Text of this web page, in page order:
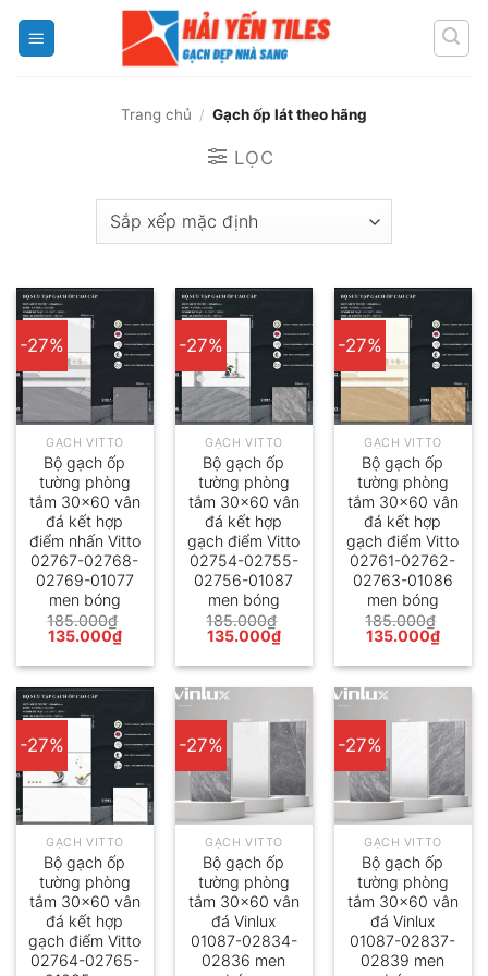
Trang chủ / Gạch ốp lát theo hãng
LỌC
-27%
GẠCH VITTO
Bộ gạch ốp
tường phòng
tắm 30×60 vân
đá kết hợp
điểm nhấn Vitto
02767-02768-
02769-01077
men bóng
185.000₫
Giá
là:
135.000₫Giá
hiện
tại
135.000₫.
-27%
GẠCH VITTO
Bộ gạch ốp
tường phòng
tắm 30×60 vân
đá kết hợp
gạch điểm Vitto
02754-02755-
02756-01087
men bóng
185.000₫
Giá
là:
135.000₫Giá
hiện
tại
135.000₫.
-27%
GẠCH VITTO
Bộ gạch ốp
tường phòng
tắm 30×60 vân
đá kết hợp
gạch điểm Vitto
02761-02762-
02763-01086
men bóng
185.000₫
Giá
là:
135.000₫Giá
hiện
tại
-27%
GẠCH VITTO
Bộ gạch ốp
tường phòng
tắm 30×60 vân
đá kết hợp
gạch điểm Vitto
02764-02765-
-27%
GẠCH VITTO
Bộ gạch ốp
tường phòng
tắm 30×60 vân
đá Vinlux
01087-02834-
02836 men
-27%
GẠCH VITTO
Bộ gạch ốp
tường phòng
tắm 30×60 vân
đá Vinlux
01087-02837-
02839 men